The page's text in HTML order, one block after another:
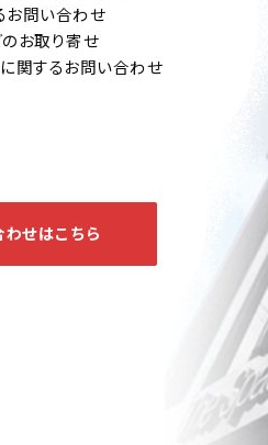
お問い合わせ
お取り寄せ
関するお問い合わせ
わせはこちら